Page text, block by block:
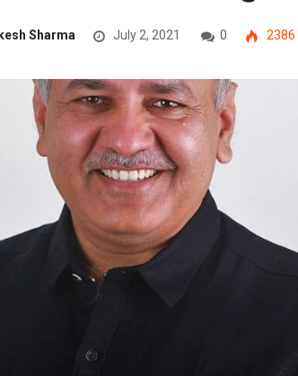
Sharma July 2, 2021 0 2386